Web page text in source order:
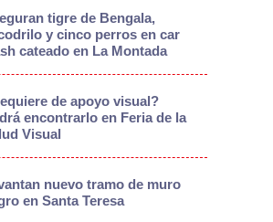
tigre de Bengala,
y cinco perros en car
cateado en La Montada
de apoyo visual?
encontrarlo en Feria de la
Visual
nuevo tramo de muro
en Santa Teresa